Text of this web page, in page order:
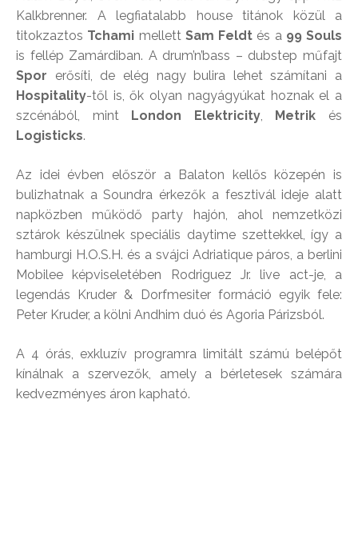
Kalkbrenner. A legfiatalabb house titánok közül a
titokzaztos Tchami mellett Sam Feldt és a 99 Souls
is fellép Zamárdiban. A drum’n’bass – dubstep műfajt
Spor erősíti, de elég nagy bulira lehet számítani a
Hospitality-től is, ők olyan nagyágyúkat hoznak el a
szcénából, mint
London Elektricity, Metrik és
Logisticks.
Az idei évben először a Balaton kellős közepén is
bulizhatnak a Soundra érkezők a fesztivál ideje alatt
napközben működő party hajón, ahol nemzetközi
sztárok készülnek speciális daytime szettekkel, így a
hamburgi H.O.S.H. és a svájci Adriatique páros, a berlini
Mobilee képviseletében Rodriguez Jr. live act-je, a
legendás Kruder & Dorfmesiter formáció egyik fele:
Peter Kruder, a kölni Andhim duó és Agoria Párizsból.
A 4 órás, exkluzív programra limitált számú belépőt
kínálnak a szervezők, amely a bérletesek számára
kedvezményes áron kapható.